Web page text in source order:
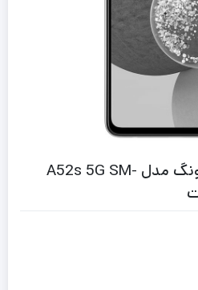
گوشی موبایل سامسونگ مدل A52s 5G SM-